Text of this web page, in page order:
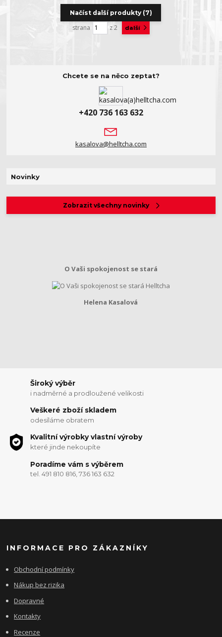
Načíst další produkty (7)
strana z 2 další
Chcete se na něco zeptat?
+420 736 163 632
kasalova@helltcha.com
Novinky
Zobrazit všechny novinky
O Vaši spokojenost se stará
Helena Kasalová
Široký výběr
i nadměrné a prodloužené velikosti
Veškeré zboží skladem
odesíláme obratem
Kvalitní výrobky vlastní výroby
které jinde nekoupíte
Poradíme vám s výběrem
tel. 491 810 816, 736 163 632
INFORMACE PRO ZÁKAZNÍKY
Obchodní podmínky
Nákup bez rizika
Dopravné
Kontakty
Recenze